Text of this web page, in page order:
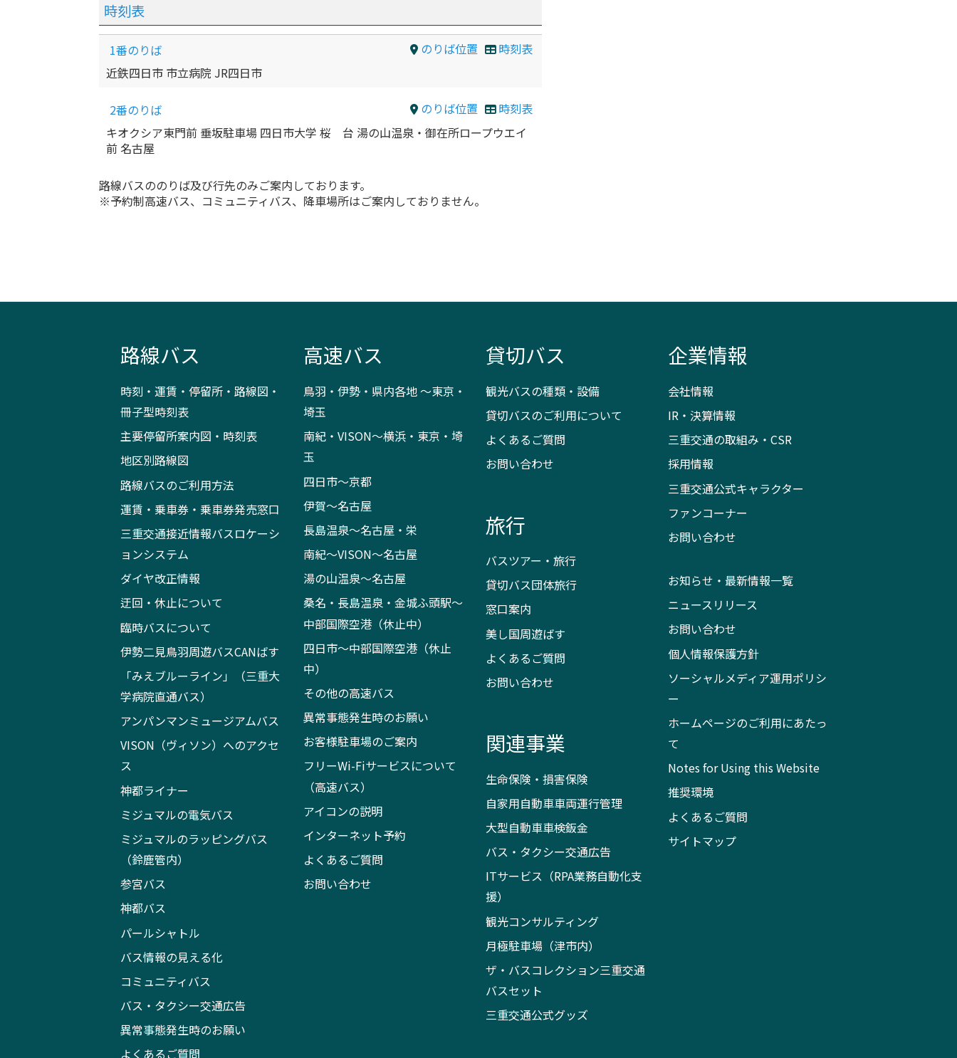
時刻表
のりば位置 時刻表
1番のりば
近鉄四日市 市立病院 JR四日市
のりば位置 時刻表
2番のりば
キオクシア東門前 垂坂駐車場 四日市大学 桜 台 湯の山温泉・御在所ロープウエイ
前 名古屋
路線バスののりば及び行先のみご案内しております。
※予約制高速バス、コミュニティバス、降車場所はご案内しておりません。
路線バス
時刻・運賃・停留所・路線図・
冊子型時刻表
主要停留所案内図・時刻表
地区別路線図
路線バスのご利用方法
運賃・乗車券・乗車券発売窓口
三重交通接近情報バスロケーシ
ョンシステム
ダイヤ改正情報
迂回・休止について
臨時バスについて
伊勢二見鳥羽周遊バスCANばす
「みえブルーライン」（三重大
学病院直通バス）
アンパンマンミュージアムバス
VISON（ヴィソン）へのアクセ
ス
神都ライナー
ミジュマルの電気バス
ミジュマルのラッピングバス
（鈴鹿管内）
参宮バス
神都バス
パールシャトル
バス情報の見える化
コミュニティバス
バス・タクシー交通広告
異常事態発生時のお願い
よくあるご質問
高速バス
鳥羽・伊勢・県内各地 ～東京・
埼玉
南紀・VISON～横浜・東京・埼
玉
四日市～京都
伊賀～名古屋
長島温泉～名古屋・栄
南紀～VISON～名古屋
湯の山温泉～名古屋
桑名・長島温泉・金城ふ頭駅～
中部国際空港（休止中）
四日市～中部国際空港（休止
中）
その他の高速バス
異常事態発生時のお願い
お客様駐車場のご案内
フリーWi-Fiサービスについて
（高速バス）
アイコンの説明
インターネット予約
よくあるご質問
お問い合わせ
貸切バス
観光バスの種類・設備
貸切バスのご利用について
よくあるご質問
お問い合わせ
旅行
バスツアー・旅行
貸切バス団体旅行
窓口案内
美し国周遊ばす
よくあるご質問
お問い合わせ
関連事業
生命保険・損害保険
自家用自動車車両運行管理
大型自動車車検鈑金
バス・タクシー交通広告
ITサービス（RPA業務自動化支
援）
観光コンサルティング
月極駐車場（津市内）
ザ・バスコレクション三重交通
バスセット
三重交通公式グッズ
企業情報
会社情報
IR・決算情報
三重交通の取組み・CSR
採用情報
三重交通公式キャラクター
ファンコーナー
お問い合わせ
お知らせ・最新情報一覧
ニュースリリース
お問い合わせ
個人情報保護方針
ソーシャルメディア運用ポリシ
ー
ホームページのご利用にあたっ
て
Notes for Using this Website
推奨環境
よくあるご質問
サイトマップ